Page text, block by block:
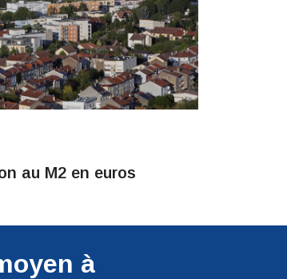
au M2 en euros
à